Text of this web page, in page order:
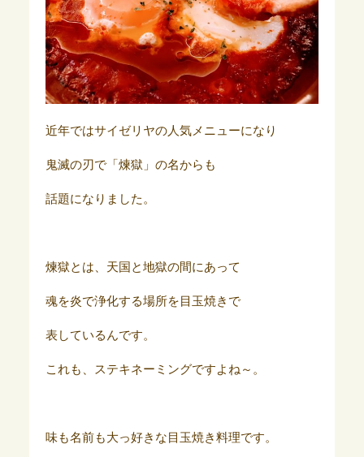
近年ではサイゼリヤの人気メニューになり
鬼滅の刃で「煉獄」の名からも
話題になりました。
煉獄とは、天国と地獄の間にあって
魂を炎で浄化する場所を目玉焼きで
表しているんです。
これも、ステキネーミングですよね～。
味も名前も大っ好きな目玉焼き料理です。